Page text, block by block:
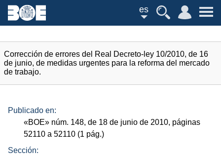
es
Corrección de errores del Real Decreto-ley 10/2010, de 16
de junio, de medidas urgentes para la reforma del mercado
de trabajo.
Publicado en:
«BOE» núm. 148, de 18 de junio de 2010, páginas
52110 a 52110 (1 pág.)
Sección: